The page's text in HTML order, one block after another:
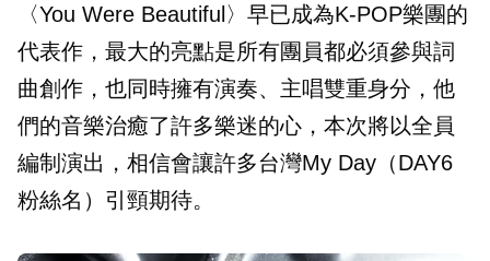
〈You Were Beautiful〉早已成為K-POP樂團的
代表作，最大的亮點是所有團員都必須參與詞
曲創作，也同時擁有演奏、主唱雙重身分，他
們的音樂治癒了許多樂迷的心，本次將以全員
編制演出，相信會讓許多台灣My Day（DAY6
粉絲名）引頸期待。